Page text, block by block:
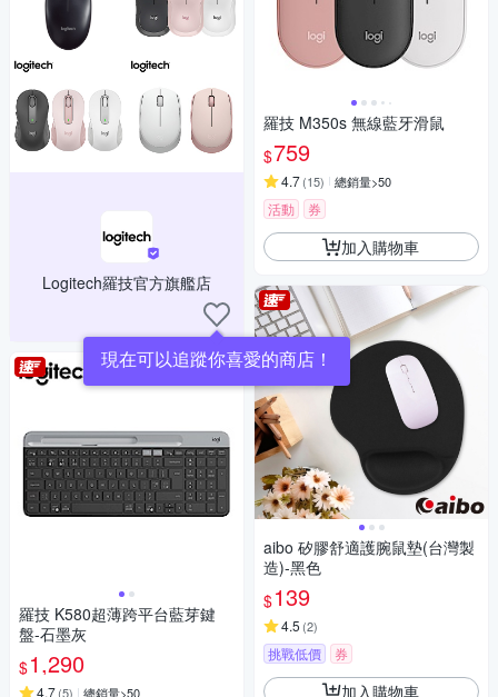
Logitech羅技官方旗艦店
現在可以追蹤你喜愛的商店！
羅技 K580超薄跨平台藍芽鍵
盤-石墨灰
$1,290
4.7(5) 總銷量>50
羅技 M350s 無線藍牙滑鼠
$759
4.7(15) 總銷量>50
活動 券
加入購物車
aibo 矽膠舒適護腕鼠墊(台灣製
造)-黑色
$139
4.5 (2)
挑戰低價 券
加入購物車